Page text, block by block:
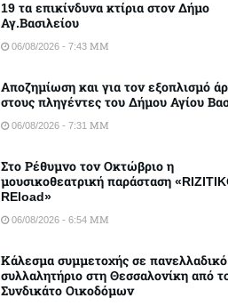
19 τα επικίνδυνα κτίρια στον Δήμο
Αγ.Βασιλείου
06/08/2026 - 7:43 ΜΜ
Αποζημίωση και για τον εξοπλισμό
στους πληγέντες του Δήμου Αγίου
06/08/2026 - 7:31 ΜΜ
Στο Ρέθυμνο τον Οκτώβριο η
μουσικοθεατρική παράσταση
REload»
06/08/2026 - 6:54 ΜΜ
Κάλεσμα συμμετοχής σε πανελλαδικό
συλλαλητήριο στη Θεσσαλονίκη από
Συνδικάτο Οικοδόμων